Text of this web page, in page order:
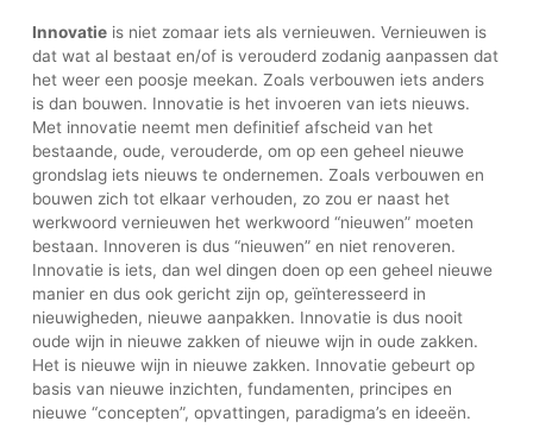
Innovatie is niet zomaar iets als vernieuwen. Vernieuwen is
dat wat al bestaat en/of is verouderd zodanig aanpassen dat
het weer een poosje meekan. Zoals verbouwen iets anders
is dan bouwen. Innovatie is het invoeren van iets nieuws.
Met innovatie neemt men definitief afscheid van het
bestaande, oude, verouderde, om op een geheel nieuwe
grondslag iets nieuws te ondernemen. Zoals verbouwen en
bouwen zich tot elkaar verhouden, zo zou er naast het
werkwoord vernieuwen het werkwoord “nieuwen” moeten
bestaan. Innoveren is dus “nieuwen” en niet renoveren.
Innovatie is iets, dan wel dingen doen op een geheel nieuwe
manier en dus ook gericht zijn op, geïnteresseerd in
nieuwigheden, nieuwe aanpakken. Innovatie is dus nooit
oude wijn in nieuwe zakken of nieuwe wijn in oude zakken.
Het is nieuwe wijn in nieuwe zakken. Innovatie gebeurt op
basis van nieuwe inzichten, fundamenten, principes en
nieuwe “concepten”, opvattingen, paradigma’s en ideeën.